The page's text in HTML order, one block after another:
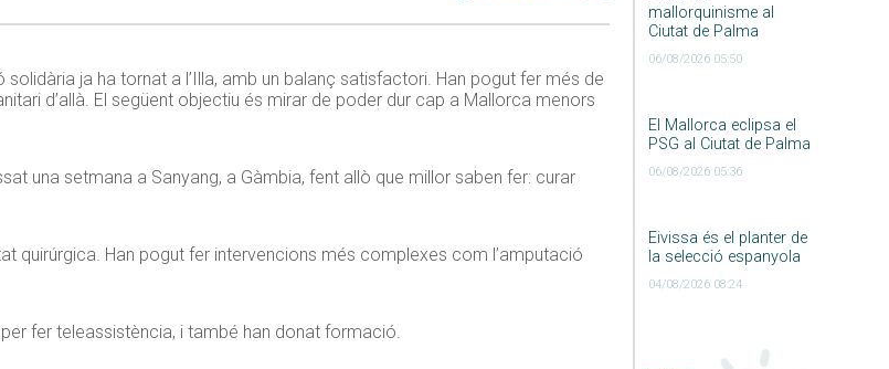
mallorquinisme al
Ciutat de Palma
06/08/2026 05:50
El Mallorca eclipsa el
PSG al Ciutat de Palma
06/08/2026 05:36
Eivissa és el planter de
la selecció espanyola
04/08/2026 08:24
ja ha tornat a l’Illa, amb un balanç satisfactori. Han pogut fer més de
d’allà. El següent objectiu és mirar de poder dur cap a Mallorca menors
una setmana a Sanyang, a Gàmbia, fent allò que millor saben fer: curar
quirúrgica. Han pogut fer intervencions més complexes com l’amputació
fer teleassistència, i també han donat formació.